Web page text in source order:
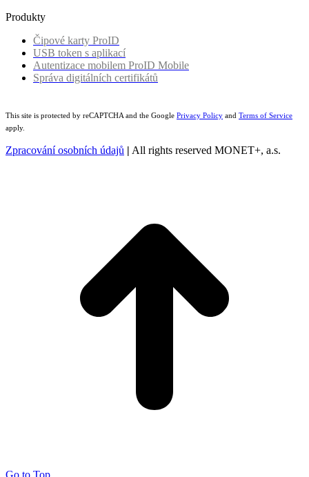
Produkty
Čipové karty ProID
USB token s aplikací
Autentizace mobilem ProID Mobile
Správa digitálních certifikátů
This site is protected by reCAPTCHA and the Google Privacy Policy and Terms of Service
apply.
Zpracování osobních údajů | All rights reserved MONET+, a.s.
Go to Top